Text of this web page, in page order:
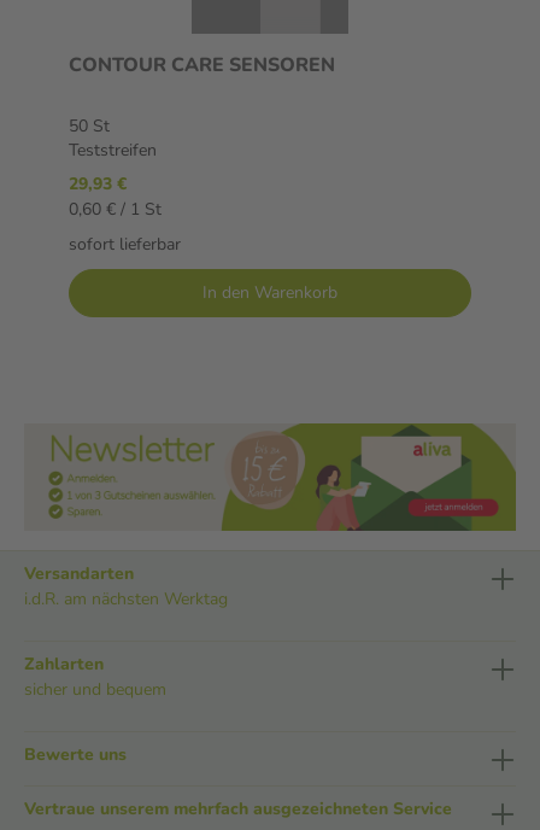
CONTOUR CARE SENSOREN
50 St
Teststreifen
29,93 €
0,60 € / 1 St
sofort lieferbar
In den Warenkorb
Versandarten
i.d.R. am nächsten Werktag
Zahlarten
sicher und bequem
Bewerte uns
Vertraue unserem mehrfach ausgezeichneten Service